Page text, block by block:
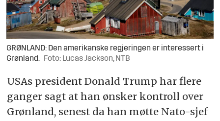
GRØNLAND: Den amerikanske regjeringen er interessert i
Grønland.
Foto: Lucas Jackson, NTB
USAs president Donald Trump har flere
ganger sagt at han ønsker kontroll over
Grønland, senest da han møtte Nato-sjef